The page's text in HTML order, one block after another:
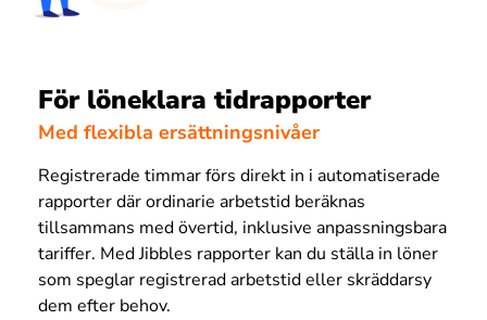
För löneklara tidrapporter
Med flexibla ersättningsnivåer
Registrerade timmar förs direkt in i automatiserade
rapporter där ordinarie arbetstid beräknas
tillsammans med övertid, inklusive anpassningsbara
tariffer. Med Jibbles rapporter kan du ställa in löner
som speglar registrerad arbetstid eller skräddarsy
dem efter behov.